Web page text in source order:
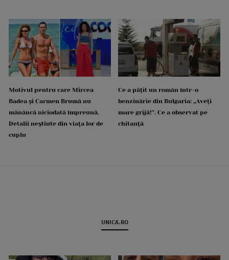
Motivul pentru care Mircea
Badea și Carmen Brumă nu
mănâncă niciodată împreună.
Detalii neștiute din viața lor de
cuplu
Ce a pățit un român într-o
benzinărie din Bulgaria: „Aveți
mare grijă!”. Ce a observat pe
chitanță
UNICA.RO